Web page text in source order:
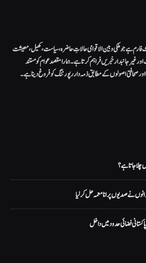
فارم ہے جو ملکی و بین الاقوامی حالاتِ حاضرہ، سیاست، کھیل، معیشت
جانبدار خبریں فراہم کرتا ہے۔ ہمارا مقصد عوام کو مستند
صحافتی اصولوں کے مطابق ذمہ دار رپورٹنگ کو فروغ دینا ہے۔
نے صدیوں پرانا معمہ حل کرلیا
فضائی حدود میں داخل